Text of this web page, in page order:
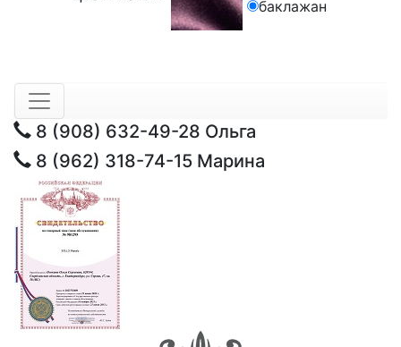
баклажан
8 (908) 632-49-28 Ольга
8 (962) 318-74-15 Марина